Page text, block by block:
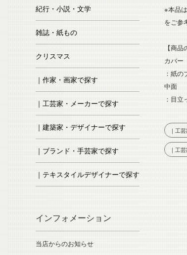
※本品
をご参
【商品
カバ
：紙
中
：目
｜工
｜工
紀行・小説・文学
雑誌・紙もの
クリスマス
｜作家・画家で探す
｜工芸家・メーカーで探す
｜建築家・デザイナーで探す
｜ブランド・手芸家で探す
｜テキスタイルデザイナーで探す
インフォメーション
当店からのお知らせ